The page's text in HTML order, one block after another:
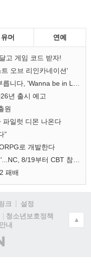
유머 연예
고 게임 코드 받자!
오브 리인카네이션'
년 출시 예고
원
파일럿 디몬 나온다
”
로 개발한다
패배
크
설정
청소년보호정책
내
▲